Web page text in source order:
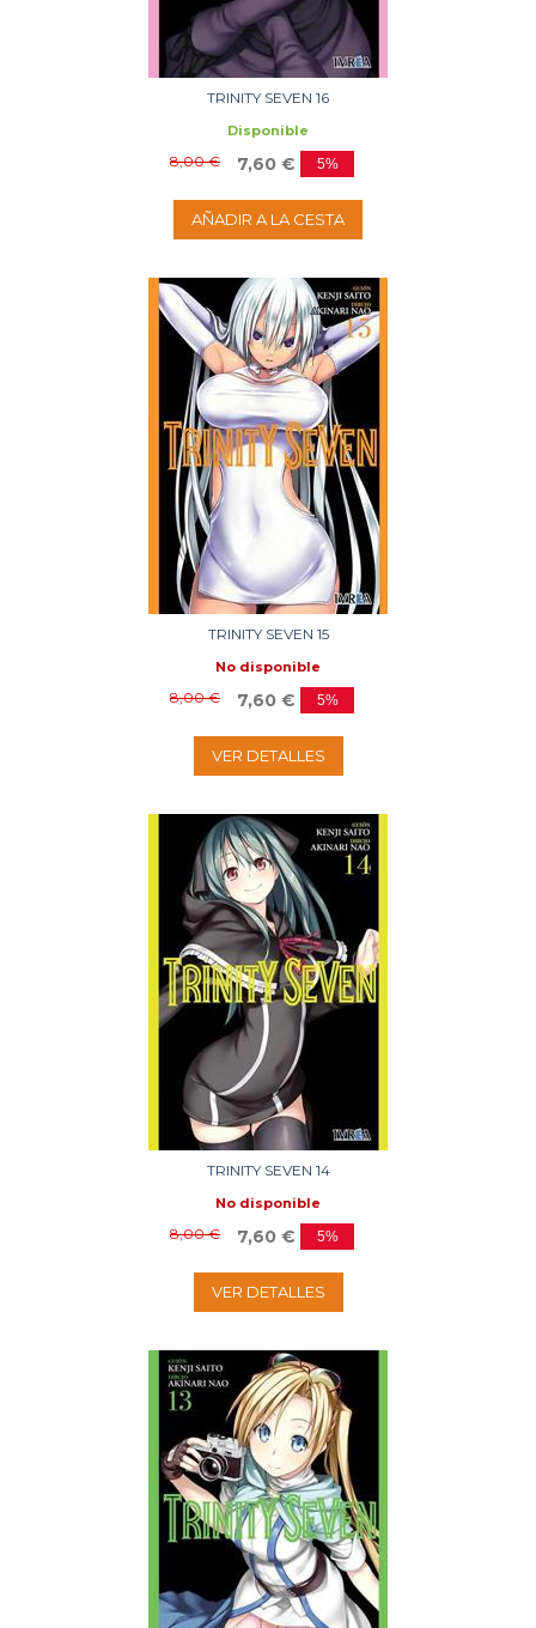
TRINITY SEVEN 16
Disponible
8,00 € 7,60 € 5%
AÑADIR A LA CESTA
TRINITY SEVEN 15
No disponible
8,00 € 7,60 € 5%
VER DETALLES
TRINITY SEVEN 14
No disponible
8,00 € 7,60 € 5%
VER DETALLES